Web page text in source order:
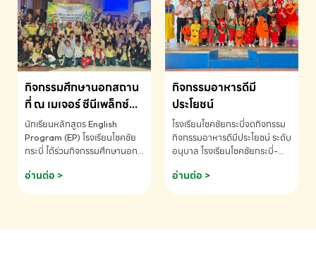
INTERNATIONAL
MATHEMATICS AND
MENTAL ARITHMETIC
COMPETITION 2026 - ถ้วย
รางวัลรองชนะเลิศอันดับที่ 2
Mental Arithmetic
Competition K2 - ถ้วยรางวัล
รองชนะเลิศอันดับที่ 2 Mental
K2(Grop) โรงเรียนโชคชัยกระบี่-
สอบถามข้อมูลเพิ่มเติม โทร.
075-691910
กิจกรรมศึกษานอกสถาน
ที่ ณ เมเจอร์ ซีนีเพล็กซ์
ระดับประถมศึกษา (EP.1-
6)
นักเรียนหลักสูตร English
Program (EP) โรงเรียนโชคชัย
กระบี่ ได้ร่วมกิจกรรมศึกษานอก
ชมภาพยนตร์ Toy Story 5
(Soundtrack)เพื่อเสริมทักษะ
ภาษา ผ่านประสบการณ์การเรียนรู้
อ่านต่อ >
กิจกรรมอาหารดีมี
ประโยชน์
โรงเรียนโชคชัยกระบี่จดกิจกรรม
กิจกรรมอาหารดีมีประโยชน์ ระดับ
อนุบาล โรงเรียนโชคชัยกระบี่-
075-691910
อ่านต่อ >